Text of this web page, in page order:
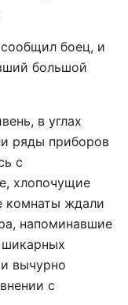
боец, и
большой
в углах
ряды приборов
с
хлопочущие
комнаты ждали
напоминавшие
шикарных
вычурно
с